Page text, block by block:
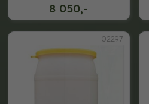
8 050,-
02297